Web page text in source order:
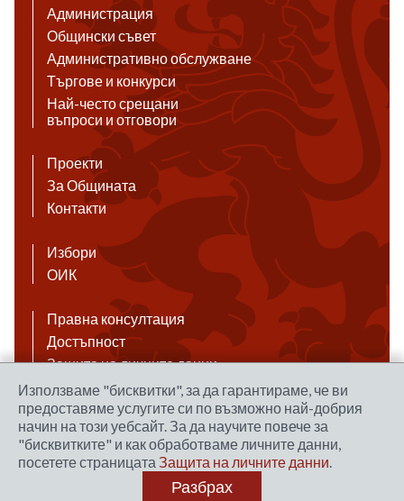
Администрация
Общински съвет
Административно обслужване
Търгове и конкурси
Най-често срещани
въпроси и отговори
Проекти
За Общината
Контакти
Избори
ОИК
Правна консултация
Достъпност
Защита на личните данни
Антикорупция
Връзки
Правила за ползване на сайта
Уеб дизайн и хостинг: NEO MEDIA
Използваме "бисквитки", за да гарантираме, че ви
предоставяме услугите си по възможно най-добрия
начин на този уебсайт. За да научите повече за
"бисквитките" и как обработваме личните данни,
посетете страницата Защита на личните данни.
Разбрах